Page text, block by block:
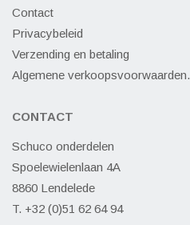
Contact
Privacybeleid
Verzending en betaling
Algemene verkoopsvoorwaarden.
CONTACT
Schuco onderdelen
Spoelewielenlaan 4A
8860 Lendelede
T. +32 (0)51 62 64 94